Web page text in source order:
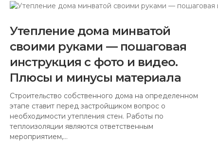
Утепление дома минватой
своими руками — пошаговая
инструкция с фото и видео.
Плюсы и минусы материала
Строительство собственного дома на определенном
этапе ставит перед застройщиком вопрос о
необходимости утепления стен. Работы по
теплоизоляции являются ответственным
мероприятием,…